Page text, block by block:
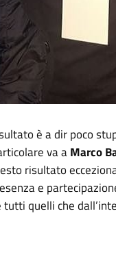
è a dir poco
va aMarco
risultato
e
quelli che